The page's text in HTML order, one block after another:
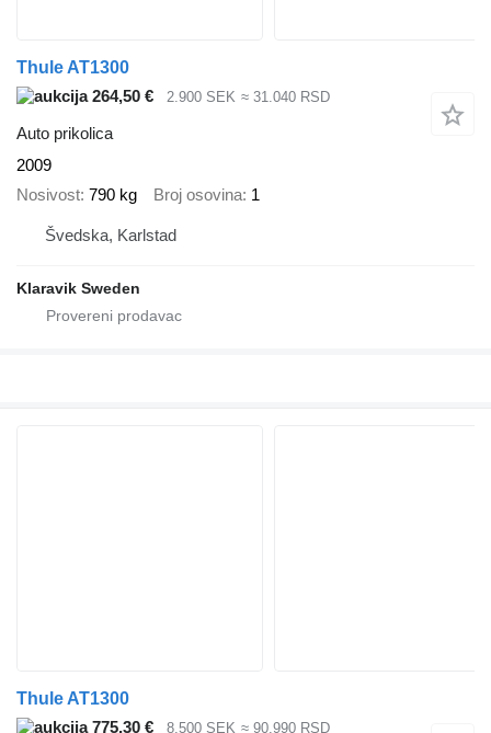
Thule AT1300
264,50 €
2.900 SEK ≈ 31.040 RSD
Auto prikolica
2009
Nosivost 790 kg Broj osovina 1
Švedska, Karlstad
Klaravik Sweden
Thule AT1300
775,30 €
8.500 SEK ≈ 90.990 RSD